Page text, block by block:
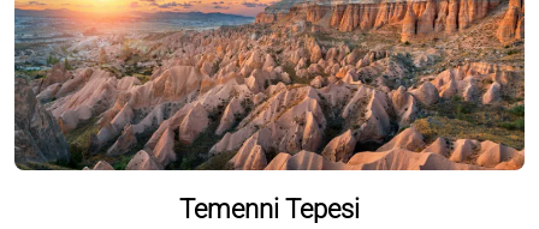
Temenni Tepesi